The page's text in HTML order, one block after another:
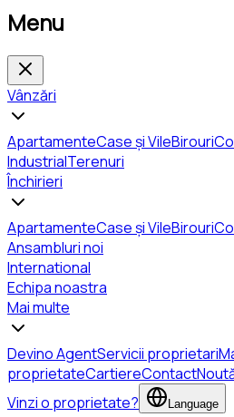
Menu
Vânzări
ApartamenteCase și VileBirouri
IndustrialTerenuri
Închirieri
ApartamenteCase și VileBirouri
Ansambluri noi
International
Echipa noastra
Mai multe
Devino AgentServicii proprietari
proprietateCartiereContact
Vinzi o proprietate?
Language